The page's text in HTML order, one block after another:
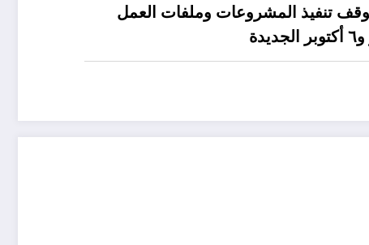
تنفيذ المشروعات وملفات العمل